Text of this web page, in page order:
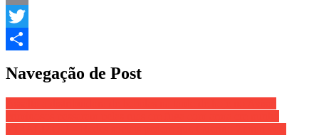
Email
Twitter
Navegação de Post